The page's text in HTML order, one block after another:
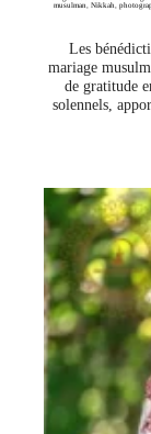
musulman, Nikkah,
Les
mariage
de gratitude
solennels,